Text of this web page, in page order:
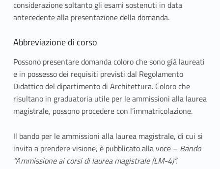
e
q
u
i
s
i
t
i
considerazione soltanto gli esami sostenuti in data
antecedente alla presentazione della domanda.
Abbreviazione di corso
Possono presentare domanda coloro che sono già laureati
e in possesso dei requisiti previsti dal Regolamento
Didattico del dipartimento di Architettura. Coloro che
risultano in graduatoria utile per le ammissioni alla laurea
magistrale, possono procedere con l’immatricolazione.
Il bando per le ammissioni alla laurea magistrale, di cui si
invita a prendere visione, è pubblicato alla voce – Bando
“Ammissione ai corsi di laurea magistrale (LM-4)”.